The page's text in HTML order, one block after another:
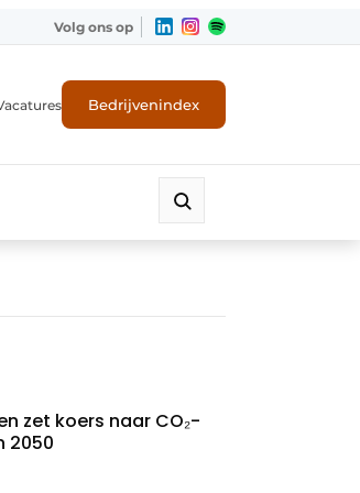
Volg ons op
Bedrijvenindex
zet koers naar CO₂-
2050